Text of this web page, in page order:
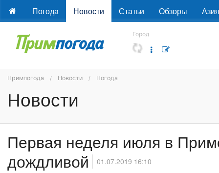
Погода Новости Статьи Обзоры Азия
Город
Примпогода Новости Погода
Новости
Первая неделя июля в
дождливой
01.07.2019 16:10